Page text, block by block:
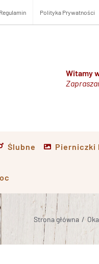
Regulamin Polityka Prywatności
Witamy
Ślubne Pierniczki
Strona główna /